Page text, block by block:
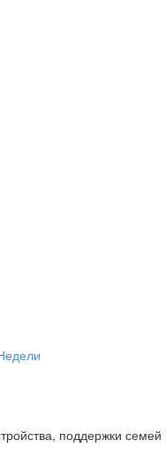
поддержки